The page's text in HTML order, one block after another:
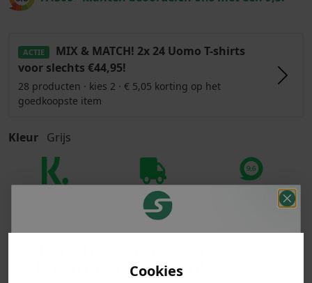
Cookies
ACTIE
MIX & MATCH! 2x 24 Uomo T-shirts
voor slechts €44,95!
28 producten · kies 2 · € 5,05 korting op het
goedkoopste item
Kleur Grijs
Voor 23:59 besteld
is morgen in huis!*
beoordelen ons
korting ontvangen!